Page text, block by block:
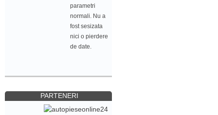
parametri
normali. Nu a
fost sesizata
nici o pierdere
de date.
PARTENERI